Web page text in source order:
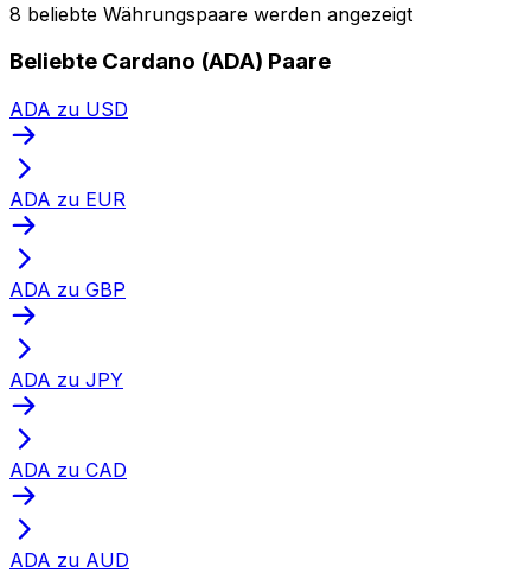
8 beliebte Währungspaare werden angezeigt
Beliebte Cardano (ADA) Paare
ADA zu USD
ADA zu EUR
ADA zu GBP
ADA zu JPY
ADA zu CAD
ADA zu AUD